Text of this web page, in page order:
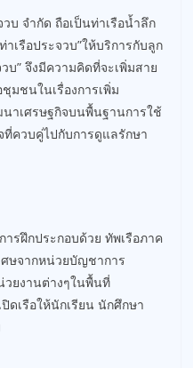
บ จำกัด ถือเป็นท่าเรือน้ำลึก
เรือประจวบ”ให้บริการกับลูก
” จึงมีความคิดที่จะเพิ่มสาย
มชนในเรื่องการเพิ่ม
าเศรษฐกิจบนพื้นฐานการใช้
ที่ควบคู่ไปกับการดูแลรักษา
รฝึกประกอบด้วย ทัพเรือภาค
ษจากหน่วยบัญชาการ
วยงานต่างๆในพื้นที่
ดเรือให้นักเรียน นักศึกษา